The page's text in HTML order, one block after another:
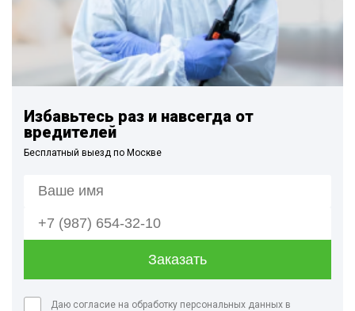
Избавьтесь раз и навсегда от
вредителей
Бесплатный выезд по Москве
Даю согласие на обработку персональных данных в